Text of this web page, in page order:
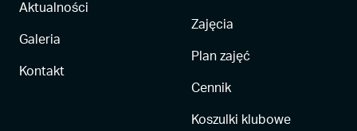
Aktualności
Galeria
Kontakt
Zajęcia
Plan zajęć
Cennik
Koszulki klubowe